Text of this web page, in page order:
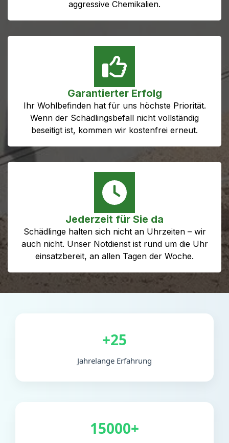
aggressive Chemikalien.
Garantierter Erfolg
Ihr Wohlbefinden hat für uns höchste Priorität.
Wenn der Schädlingsbefall nicht vollständig
beseitigt ist, kommen wir kostenfrei erneut.
Jederzeit für Sie da
Schädlinge halten sich nicht an Uhrzeiten – wir
auch nicht. Unser Notdienst ist rund um die Uhr
einsatzbereit, an allen Tagen der Woche.
+25
Jahrelange Erfahrung
15000+